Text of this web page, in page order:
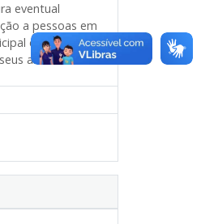
eventual
a pessoas em
de Assistência
anexos.